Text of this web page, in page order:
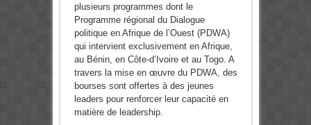
plusieurs programmes dont le
Programme régional du Dialogue
politique en Afrique de l’Ouest (PDWA)
qui intervient exclusivement en Afrique,
au Bénin, en Côte-d’Ivoire et au Togo. A
travers la mise en œuvre du PDWA, des
bourses sont offertes à des jeunes
leaders pour renforcer leur capacité en
matière de leadership.